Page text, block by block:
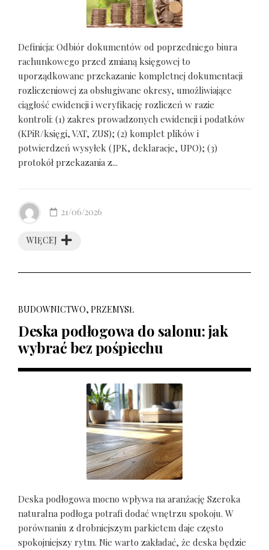
Definicja: Odbiór dokumentów od poprzedniego biura
rachunkowego przed zmianą księgowej to
uporządkowane przekazanie kompletnej dokumentacji
rozliczeniowej za obsługiwane okresy, umożliwiające
ciągłość ewidencji i weryfikację rozliczeń w razie
kontroli: (1) zakres prowadzonych ewidencji i podatków
(KPiR/księgi, VAT, ZUS); (2) komplet plików i
potwierdzeń wysyłek (JPK, deklaracje, UPO); (3)
protokół przekazania z...
WIĘCEJ
21/06/2026
BUDOWNICTWO, PRZEMYSŁ
Deska podłogowa do salonu: jak
wybrać bez pośpiechu
Deska podłogowa mocno wpływa na aranżację Szeroka
naturalna podłoga potrafi dodać wnętrzu spokoju. W
porównaniu z drobniejszym parkietem daje często
spokojniejszy rytm. Nie warto zakładać, że deska będzie